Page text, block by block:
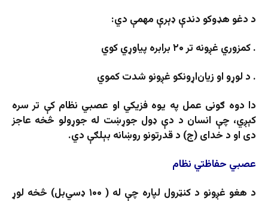
د دغو هډوکو دندې ډېرې مهمې دي:
. کمزوري غږونه تر ۲۰ برابره پیاوړي کوي
. د لوړو او زیان‌اړونکو غږونو شدت کموي
دا دوه ګونی عمل په یوه فزیکي او عصبي نظام کې تر سره
کېږي، چې انسان د دې ډول جوړښت له جوړولو څخه عاجز
دی او د خدای (ج) د قدرتونو روښانه بېلګې دي.
عصبي حفاظتي نظام
د هغو غږونو د کنټرول لپاره چې له ( ۱۰۰ ډسي‌بل) څخه لوړ